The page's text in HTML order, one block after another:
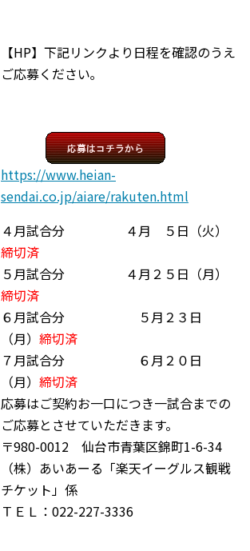
【HP】下記リンクより日程を確認のうえ
ご応募ください｡
https://www.heian-
sendai.co.jp/aiare/rakuten.html
４月試合分 ４月 ５日（火）
締切済
５月試合分 ４月２５日（月）
締切済
６月試合分 ５月２３日
（月） 締切済
７月試合分 ６月２０日
（月） 締切済
応募はご契約お一口につき一試合までの
ご応募とさせていただきます。
〒980-0012 仙台市青葉区錦町1-6-34
（株）あいあーる「楽天イーグルス観戦
チケット」係
ＴＥＬ：022-227-3336